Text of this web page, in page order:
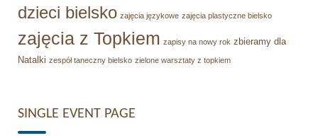
dzieci bielsko zajęcia językowe zajęcia plastyczne bielsko
zajęcia z Topkiem zapisy na nowy rok zbieramy dla
Natalki zespół taneczny bielsko zielone warsztaty z topkiem
SINGLE EVENT PAGE